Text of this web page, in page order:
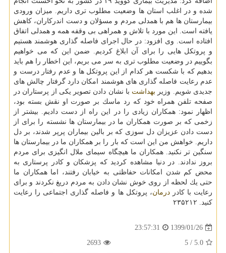
شده و در اغلب استان ها وضعیت مطلوب تری داریم. میزان ورودی
بیمارستان ها هم با همدلی مردم و مسؤلان و دست اندركاران، كاهش
یافته است. این مورد با تلاش و همراهی بی وقفه همه و همدلی اتفاق
افتاده است. وی افزود: در حال اجرای فاصله گذاری هوشمند هستیم
و پروتكل هایی را برای آن ابلاغ كردیم. ضمن این كه می خواهیم
بگوییم در وضعیت مطلوب تری به سر می بریم، این اخطار را هم باید
بدهیم كه با شكست هر كدام از این پروتكل ها و عدم رفتار درست و
عدم رعایت فاصله گذاری های هوشمند امكان دارد گرفتار چالش های
جدیدی شویم. وزیر بهداشت با نشان دادن تصویر یكی از پرستاران در
صفحه تلفن همراه خود كه رد ماسك بر صورت او نقش بسته بود،
اظهار نمود: همكاران زیادی را در این راه از دست دادیم. بیشتر از
زخمی كه بر صورت همكاران ما در بیمارستان ها نشسته را برای از
دست دادن عزیزان دل سوزی كه بر بالین بیماران پرپر شدند، بر دل
داریم. خواهش من این است كه بار را بر همكاران ما در بیمارستان ها
سنگین تر نكنید. همكاران ما هیچگاه سیمای ملال انگیزی برای مردم
بروز ندادند. در دنیا مشاهده كردید كه پزشكان و كادر پرستاری به
محض كم شدن امكانات حفاظتی به خیابان رفتند، اما همكاران ما
حتی یك لحظه از روی خوش نشان دادن به مردم دریغ نكردند و برای
رعایت با كادردرمان، پروتكل ها و فاصله گذاری اجتماعی را رعایت
كنید. ۲۳۵۲۱۲
1399/01/26
23:57:31
5.0
/ 5
2693